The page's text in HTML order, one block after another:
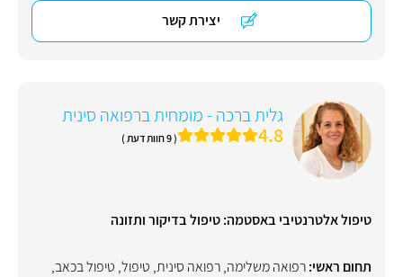
יצירת קשר
גלית ברכה - מומחית ברפואה סינית
4.8 ( 9 חוות דעת )
טיפול אלטרנטיבי באסטמה: טיפול בדיקור ותזונה
תחום ראשי:רפואה משלימה,רפואה סינית, טיפול, טיפול בכאב,